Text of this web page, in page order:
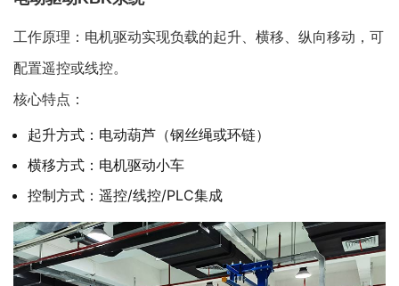
工作原理：电机驱动实现负载的起升、横移、纵向移动，可
配置遥控或线控。
核心特点：
起升方式：电动葫芦（钢丝绳或环链）
横移方式：电机驱动小车
控制方式：遥控/线控/PLC集成